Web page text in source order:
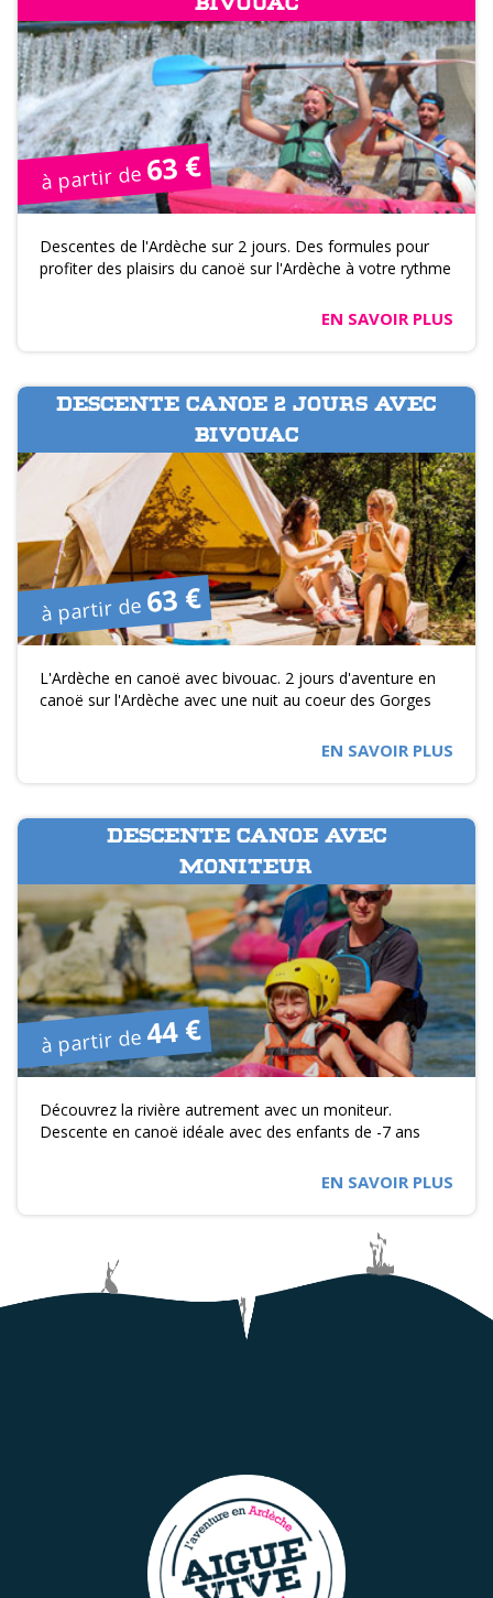
à partir de63 €
Descentes de l'Ardèche sur 2 jours. Des formules pour
profiter des plaisirs du canoë sur l'Ardèche à votre rythme
EN SAVOIR PLUS
DESCENTE CANOE 2 JOURS AVEC
BIVOUAC
à partir de63 €
L'Ardèche en canoë avec bivouac. 2 jours d'aventure en
canoë sur l'Ardèche avec une nuit au coeur des Gorges
EN SAVOIR PLUS
DESCENTE CANOE AVEC
MONITEUR
à partir de44 €
Découvrez la rivière autrement avec un moniteur.
Descente en canoë idéale avec des enfants de -7 ans
EN SAVOIR PLUS